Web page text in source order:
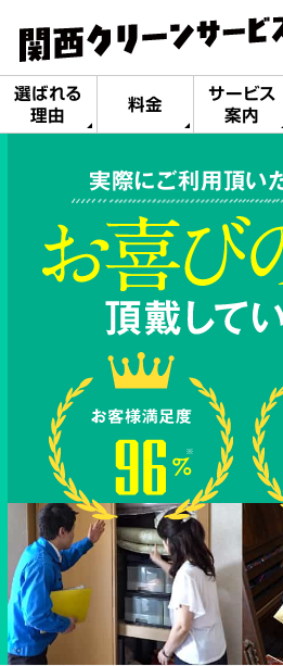
選ばれる
理由
料金
サービス
案内
実際にご利用頂い